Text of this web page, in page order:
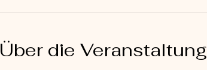
Über die Veranstaltung